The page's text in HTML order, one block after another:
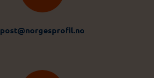
post@norgesprofil.no